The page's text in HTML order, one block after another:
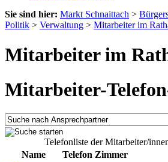
Sie sind hier: Markt Schnaittach >
Politik > Verwaltung > Mitarbeiter im
Mitarbeiter im
Mitarbeiter-
Telefonliste der Mitarbeiter/
Name
Telefon Zimmer